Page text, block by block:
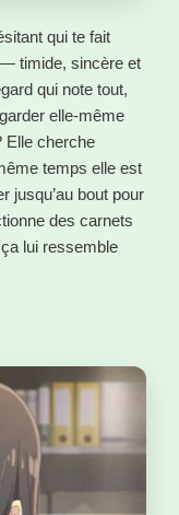
qui te fait
timide, sincère et
qui note tout,
elle-même
Elle cherche
temps elle est
jusqu’au bout pour
des carnets
lui ressemble